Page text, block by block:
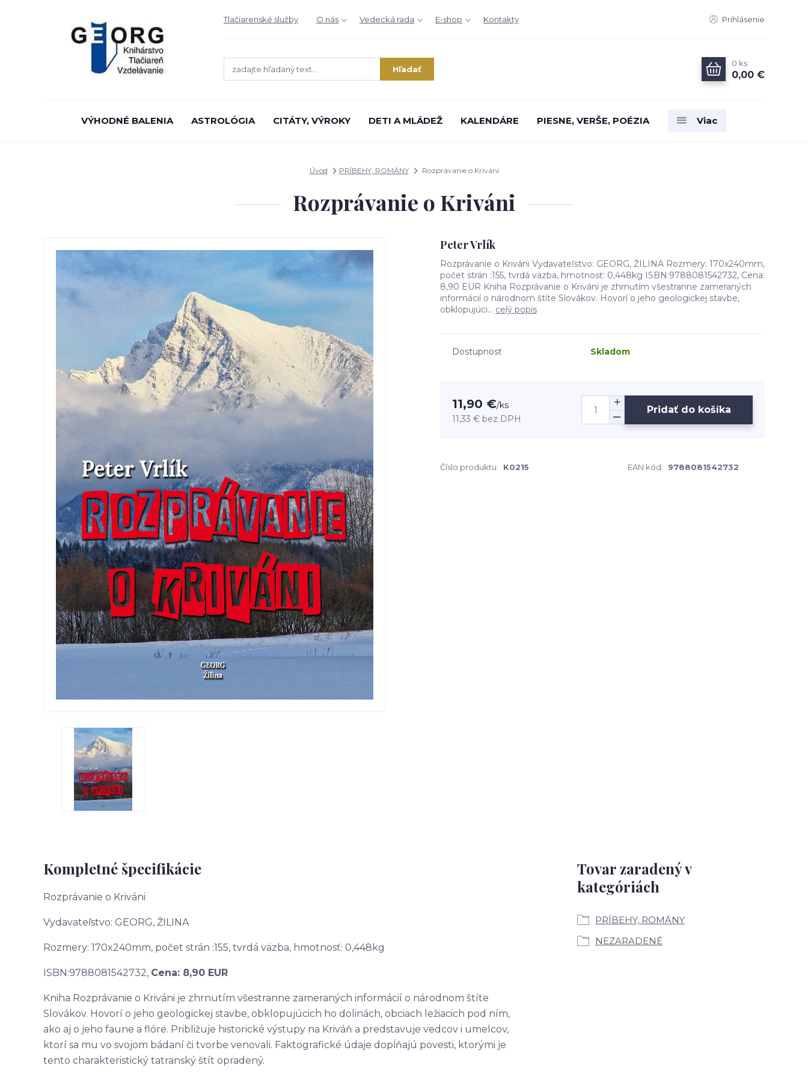
Tlačiarenské služby O nás Vedecká rada E-shop Kontakty Prihlásenie
Hľadať
0 ks
0,00 €
VÝHODNÉ BALENIA ASTROLÓGIA CITÁTY, VÝROKY DETI A MLÁDEŽ KALENDÁRE PIESNE, VERŠE, POÉZIA Viac
Úvod PRÍBEHY, ROMÁNY Rozprávanie o Kriváni
Rozprávanie o Kriváni
Peter Vrlík
Rozprávanie o Kriváni Vydavateľstvo: GEORG, ŽILINA Rozmery: 170x240mm,
počet strán :155, tvrdá väzba, hmotnosť: 0,448kg ISBN:9788081542732, Cena:
8,90 EUR Kniha Rozprávanie o Kriváni je zhrnutím všestranne zameraných
informácií o národnom štíte Slovákov. Hovorí o jeho geologickej stavbe,
obklopujúci... celý popis
Dostupnosť Skladom
11,90 €/ks
11,33 € bez DPH
Pridať do košíka
Číslo produktu: K0215 EAN kód: 9788081542732
Kompletné špecifikácie
Rozprávanie o Kriváni
Vydavateľstvo: GEORG, ŽILINA
Rozmery: 170x240mm, počet strán :155, tvrdá väzba, hmotnosť: 0,448kg
ISBN:9788081542732, Cena: 8,90 EUR
Kniha Rozprávanie o Kriváni je zhrnutím všestranne zameraných informácií o národnom štíte
Slovákov. Hovorí o jeho geologickej stavbe, obklopujúcich ho dolinách, obciach ležiacich pod ním,
ako aj o jeho faune a flóre. Približuje historické výstupy na Kriváň a predstavuje vedcov i umelcov,
ktorí sa mu vo svojom bádaní či tvorbe venovali. Faktografické údaje dopĺňajú povesti, ktorými je
tento charakteristický tatranský štít opradený.
Tovar zaradený v
kategóriách
PRÍBEHY, ROMÁNY
NEZARADENÉ